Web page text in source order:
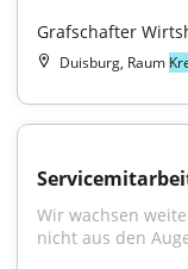
Grafschafter
Duisburg, Raum
Wir wachsen
nicht aus den